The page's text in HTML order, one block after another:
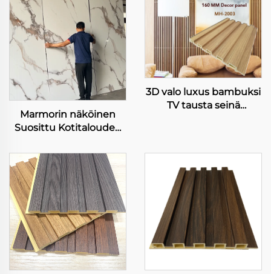
Marmorin näköinen
Suosittu Kotitalouden
Korkean Kirkkaan
Vaikutuksen
Tekstuurinen PET-
Elokuva WPC-
Seinapaneelit Kiinteät
Paneelit
3D valo luxus bambuksi
TV tausta seinä
paneeli